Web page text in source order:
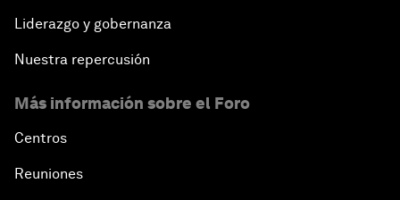
Liderazgo y gobernanza
Nuestra repercusión
Más información sobre el Foro
Centros
Reuniones